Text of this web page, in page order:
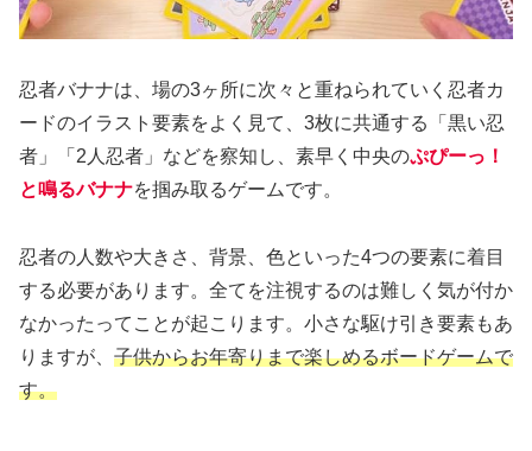
忍者バナナは、場の3ヶ所に次々と重ねられていく忍者カ
ードのイラスト要素をよく見て、3枚に共通する「黒い忍
者」「2人忍者」などを察知し、素早く中央のぷぴーっ！
と鳴るバナナを掴み取るゲームです。
忍者の人数や大きさ、背景、色といった4つの要素に着目
する必要があります。全てを注視するのは難しく気が付か
なかったってことが起こります。小さな駆け引き要素もあ
りますが、 子供からお年寄りまで楽しめるボードゲームで
す。